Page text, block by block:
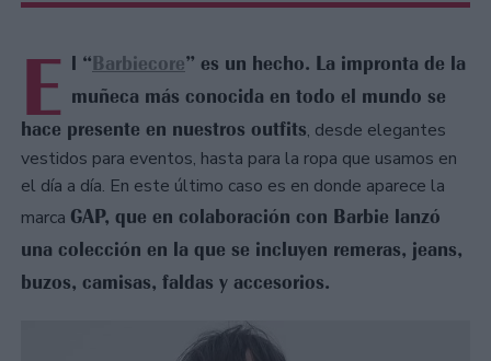
E l “Barbiecore” es un hecho. La impronta de la
muñeca más conocida en todo el mundo se
hace presente en nuestros outfits, desde elegantes
vestidos para eventos, hasta para la ropa que usamos en
el día a día. En este último caso es en donde aparece la
marca GAP, que en colaboración con Barbie lanzó
una colección en la que se incluyen remeras, jeans,
buzos, camisas, faldas y accesorios.